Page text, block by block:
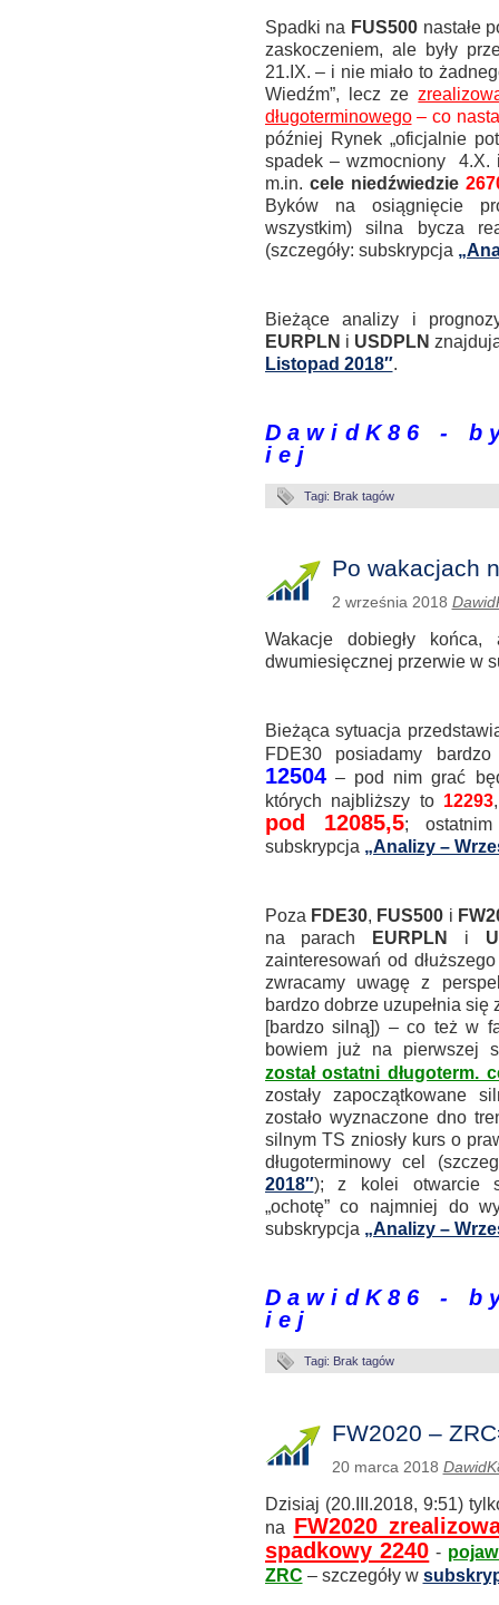
Spadki na FUS500nastałe
zaskoczeniem, ale były
21.IX. – i nie miało to
Wiedźm”, lecz ze
długoterminowego– co
później Rynek „oficjalnie
spadek – wzmocniony 4.X.
m.in. cele niedźwiedzie
Byków na osiągnięcie
wszystkim) silna bycza
(szczegóły: subskrypcja
Bieżące analizy i
EURPLN i USDPLN
Listopad 2018″.
D a w i d K 8 6 - b
i e j
Tagi: Brak tagów
Po wakacjach
2 września 2018
Wakacje dobiegły
dwumiesięcznej przerwie w
Bieżąca sytuacja
FDE30 posiadamy
12504– pod nim grać
których najbliższy to12293
pod 12085,5; ostatnim
subskrypcja „Analizy –
Poza FDE30, FUS500 i
na parach EURPLN i
zainteresowań od
zwracamy uwagę z
bardzo dobrze uzupełnia
[bardzo silną]) – co też w
bowiem już na pierwszej
został ostatni długoterm.
zostały zapoczątkowane
zostało wyznaczone dno
silnym TS zniosły kurs o
długoterminowy cel
2018″); z kolei otwarcie
„ochotę” co najmniej do
subskrypcja „Analizy –
D a w i d K 8 6 - b
i e j
Tagi: Brak tagów
FW2020 –
20 marca 2018
Dzisiaj (20.III.2018, 9:51)
na FW2020
spadkowy 2240 -
ZRC – szczegóły w